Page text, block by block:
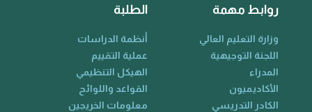
روابط مهمة
وزارة التعليم العالي
اللجنة التوجيهية
المدراء
الأكاديميون
الكادر التدريسي
الطلبة
أنظمة الدراسات
عملية التقييم
الهيكل التنظيمي
القواعد واللوائح
معلومات الخريجين